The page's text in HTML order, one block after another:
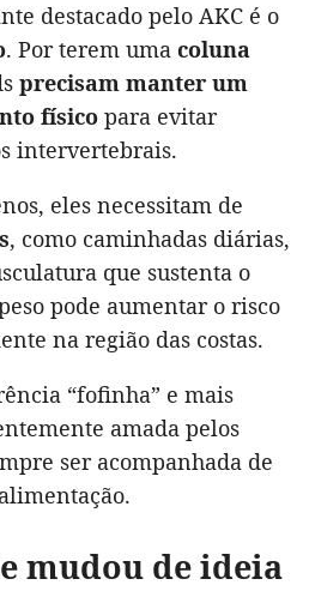
destacado pelo AKC é o
. Por terem uma coluna
precisam manter um
físico para evitar
intervertebrais.
eles necessitam de
, como caminhadas diárias,
que sustenta o
pode aumentar o risco
na região das costas.
“fofinha” e mais
amada pelos
ser acompanhada de
mudou de ideia